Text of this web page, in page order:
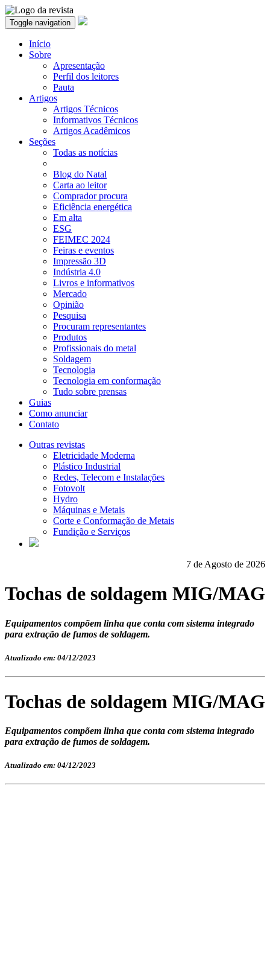
Toggle navigation
Início
Sobre
Apresentação
Perfil dos leitores
Pauta
Artigos
Artigos Técnicos
Informativos Técnicos
Artigos Acadêmicos
Seções
Todas as notícias
Blog do Natal
Carta ao leitor
Comprador procura
Eficiência energética
Em alta
ESG
FEIMEC 2024
Feiras e eventos
Impressão 3D
Indústria 4.0
Livros e informativos
Mercado
Opinião
Pesquisa
Procuram representantes
Produtos
Profissionais do metal
Soldagem
Tecnologia
Tecnologia em conformação
Tudo sobre prensas
Guias
Como anunciar
Contato
Outras revistas
Eletricidade Moderna
Plástico Industrial
Redes, Telecom e Instalações
Fotovolt
Hydro
Máquinas e Metais
Corte e Conformação de Metais
Fundição e Serviços
7 de Agosto de 2026
Tochas de soldagem MIG/MAG
Equipamentos compõem linha que conta com sistema integrado
para extração de fumos de soldagem.
Atualizado em: 04/12/2023
Tochas de soldagem MIG/MAG
Equipamentos compõem linha que conta com sistema integrado
para extração de fumos de soldagem.
Atualizado em: 04/12/2023